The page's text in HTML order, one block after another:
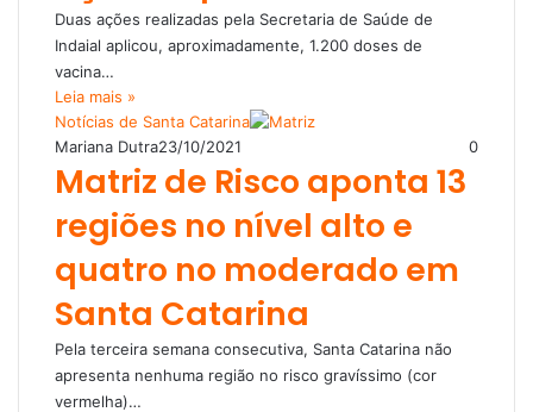
Duas ações realizadas pela Secretaria de Saúde de
Indaial aplicou, aproximadamente, 1.200 doses de
vacina…
Leia mais »
Notícias de Santa Catarina
Mariana Dutra23/10/2021 0
Matriz de Risco aponta 13
regiões no nível alto e
quatro no moderado em
Santa Catarina
Pela terceira semana consecutiva, Santa Catarina não
apresenta nenhuma região no risco gravíssimo (cor
vermelha)…